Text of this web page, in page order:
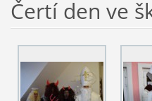
Čertí den ve